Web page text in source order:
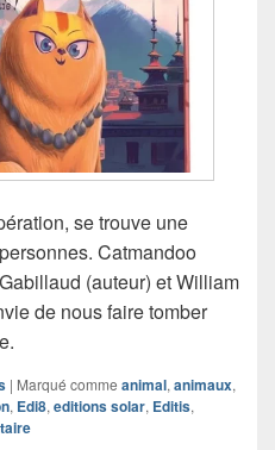
se trouve une
Catmandoo
(auteur) et William
de nous faire tomber
| Marqué comme animal, animaux,
, Edi8, editions solar, Editis,